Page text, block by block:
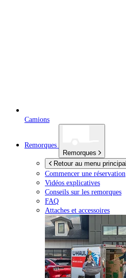
Camions
Remorques
Remorques
Retour au menu principal
Commencer une réservation
Vidéos explicatives
Conseils sur les remorques
FAQ
Attaches et accessoires